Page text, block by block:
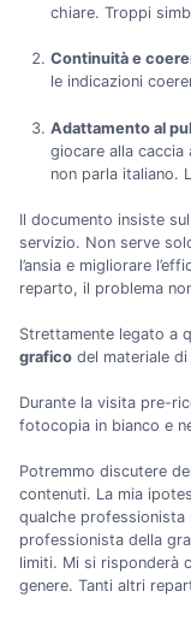
chiare. Troppi
Continuità e
le indicazioni
Adattamento al
giocare alla
non parla italiano.
Il documento insiste
servizio. Non serve
l’ansia e migliorare
reparto, il problema
Strettamente legato a
grafico del materiale
Durante la visita pre-
fotocopia in bianco e
Potremmo discutere
contenuti. La mia
qualche professionista
professionista della
limiti. Mi si risponderà
genere. Tanti altri